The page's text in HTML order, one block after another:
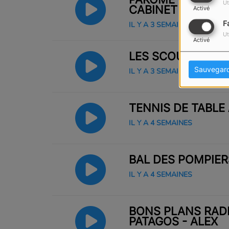
Activé
Activé
CABINET DE
IL Y A 3 SEMAINES
LES SCOUTS
IL Y A 3 SEMAINES
TENNIS DE
IL Y A 4 SEMAINES
BAL DES
IL Y A 4 SEMAINES
BONS PLANS
PATAGOS - ALEX